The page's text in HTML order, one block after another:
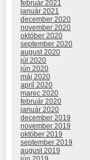
február 2021
január 2021
december 2020
november 2020
október 2020
september 2020
august 2020
júl 2020
jún 2020
máj 2020
apríl 2020
marec 2020
február 2020
január 2020
december 2019
november 2019
október 2019
september 2019
august 2019